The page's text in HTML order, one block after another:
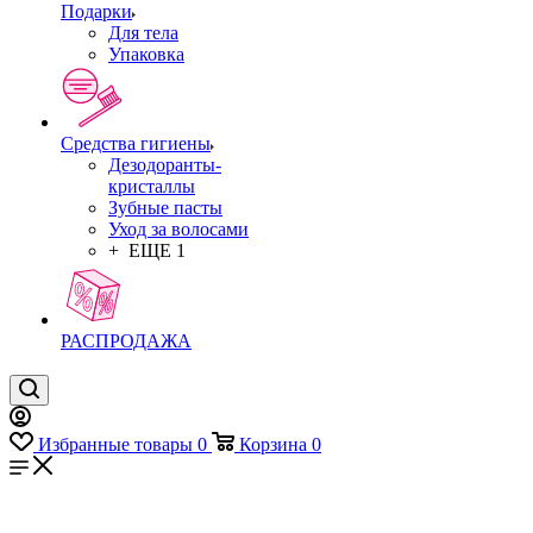
Подарки
Для тела
Упаковка
Средства гигиены
Дезодоранты-
кристаллы
Зубные пасты
Уход за волосами
+ ЕЩЕ 1
РАСПРОДАЖА
Избранные товары 0 Корзина 0